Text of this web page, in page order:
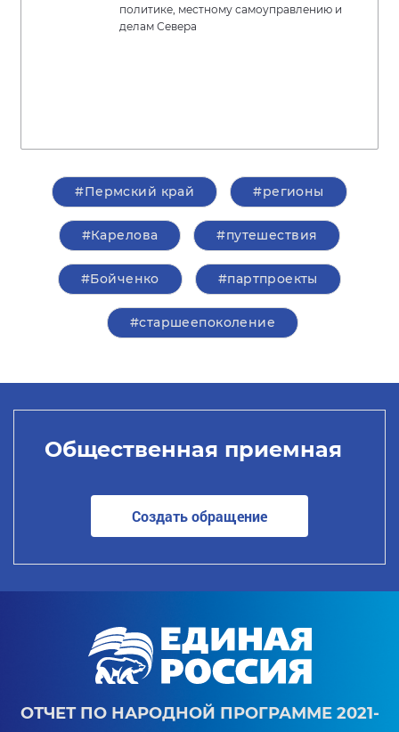
политике, местному самоуправлению и
делам Севера
#Пермский край #регионы
#Карелова #путешествия
#Бойченко #партпроекты
#старшеепоколение
Общественная приемная
Создать обращение
ОТЧЕТ ПО НАРОДНОЙ ПРОГРАММЕ 2021-